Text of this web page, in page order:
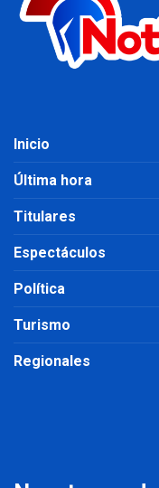
Inicio
Última hora
Titulares
Espectáculos
Política
Turismo
Regionales